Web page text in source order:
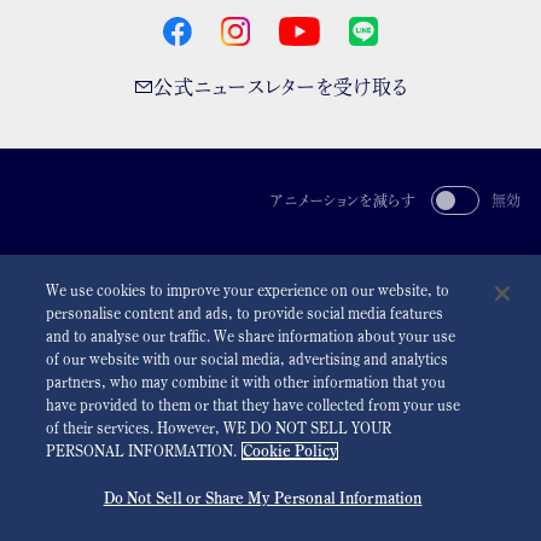
公式ニュースレターを受け取る
アニメーションを減らす 無効
アクセシビリティ
©2026 Seiko Watch Corporation
We use cookies to improve your experience on our website, to
personalise content and ads, to provide social media features
and to analyse our traffic. We share information about your use
of our website with our social media, advertising and analytics
partners, who may combine it with other information that you
have provided to them or that they have collected from your use
of their services. However, WE DO NOT SELL YOUR
PERSONAL INFORMATION. Cookie Policy
Do Not Sell or Share My Personal Information